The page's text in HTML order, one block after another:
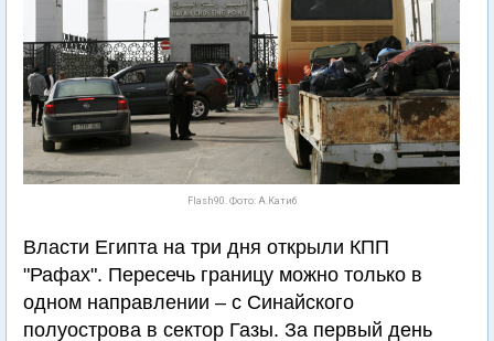
Flash90. Фото: А.Катиб
Власти Египта на три дня открыли КПП
"Рафах". Пересечь границу можно только в
одном направлении – с Синайского
полуострова в сектор Газы. За первый день